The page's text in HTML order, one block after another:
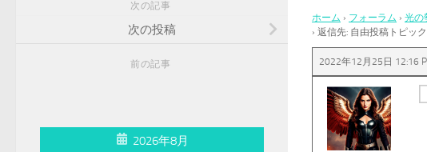
ホーム › フォーラム › 光の
› 返信先: 自由投稿トピ
2022年12月25日 12:16
次の記事
次の投稿
前の記事
2026年8月